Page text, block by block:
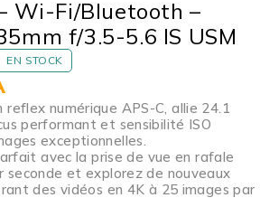
Wi-Fi/Bluetooth –
f/3.5-5.6 IS USM
EN STOCK
reflex numérique APS-C, allie 24.1
performant et sensibilité ISO
exceptionnelles.
avec la prise de vue en rafale
seconde et explorez de nouveaux
des vidéos en 4K à 25 images par